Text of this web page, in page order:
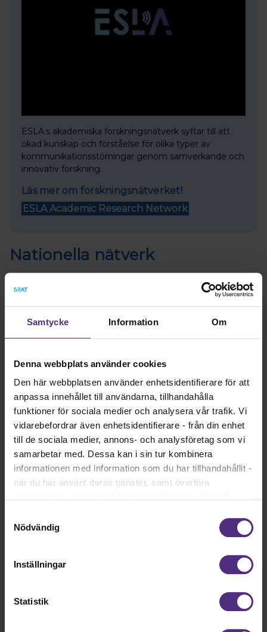
Samtycke Information Om
Denna webbplats använder cookies
Den här webbplatsen använder enhetsidentifierare för att
anpassa innehållet till användarna, tillhandahålla
funktioner för sociala medier och analysera vår trafik. Vi
vidarebefordrar även enhetsidentifierare - från din enhet
till de sociala medier, annons- och analysföretag som vi
samarbetar med. Dessa kan i sin tur kombinera
informationen med information som du har tillhandahållit -
när du har använt deras tjänster, samt överföra
Dock har vi lagt in anonymisering av IP-adress i
förhållande till Google Analytics. Du godkänner våra
cookies vid fortsatt användande av vår webbplats.
Nödvändig
Inställningar
Statistik
ESLA:s akademiska forskningsnätverk syftar till att
ökad kunskap och förståelse för olika typer av
kommunikationsstörningar genom samverkande och
innovativ forskning.
Läs mer om forskningsnätverket!
ESLA Academic Research Network
Nationella nätverk
Hitta ditt nätverk!
viktiga arbete som utförs i de olika nationella
nätverken för olika logopediska diagnos- och
Nätverken driver frågor kring nationella riktlinjer,